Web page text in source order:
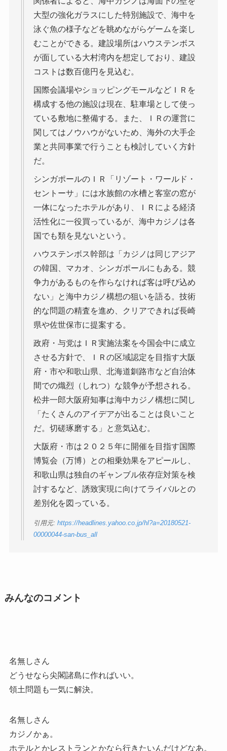
大型の強化ガラスにした特別施設で、海中を
泳ぐ魚の様子などを眺めながらゲームを楽し
むことができる。建設場所はハウステンボス
が面している大村湾内を想定しており、建設
コストは数百億円を見込む。
国際会議場やショッピングモールなどＩＲを
構成する他の施設は現在、駐車場として使っ
ている敷地に整備する。また、ＩＲの運営に
関してはノウハウがないため、海外の大手企
業と共同事業で行うことも検討していく方針
だ。
シンガポールのＩＲ「リゾート・ワールド・
セントーサ」には水族館の水槽と客室の窓が
一体になったホテルがあり、ＩＲによる経済
活性化に一役買っているが、海中カジノは各
国でも類を見ないという。
ハウステンボス幹部は「カジノは同じアジア
の韓国、マカオ、シンガポールにもある。競
争力があるものを作らなければ客は呼び込め
ない」と海中カジノ構想の狙いを語る。技術
的な問題の精査を進め、クリアできれば長崎
県や佐世保市に提案する。
政府・与党はＩＲ実施法案を今国会中に成立
させる方針で、ＩＲの区域認定を目指す大阪
府・市や和歌山県、北海道釧路市など自治体
間での熾烈（しれつ）な競争が予想される。
松井一郎大阪府知事は海中カジノ構想に関し
「たくさんのアイデアが出ることは良いこと
だ。切磋琢磨する」と意気込む。
大阪府・市は２０２５年に開催を目指す国際
博覧会（万博）との相乗効果をアピールし、
和歌山県は独自のギャンブル依存症対策を検
討するなど、誘致実現に向けてライバルとの
差別化を図っている。
引用元: https://headlines.yahoo.co.jp/hl?a=20180521-
00000044-san-bus_all
みんなのコメント
名無しさん
どうせなら尖閣諸島に作ればいい。
領土問題も一気に解決。
名無しさん
カジノかぁ。
ホテルとかレストランとかなら行きたいんだけどなあ。